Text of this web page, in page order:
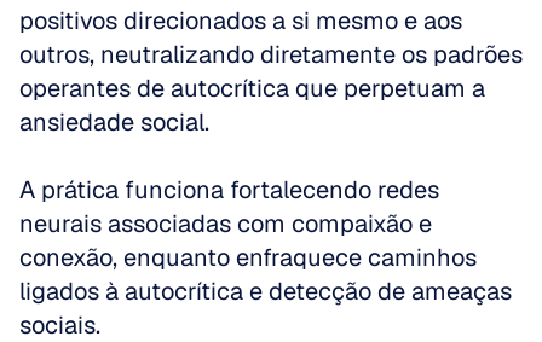
positivos direcionados a si mesmo e aos
outros, neutralizando diretamente os padrões
operantes de autocrítica que perpetuam a
ansiedade social.
A prática funciona fortalecendo redes
neurais associadas com compaixão e
conexão, enquanto enfraquece caminhos
ligados à autocrítica e detecção de ameaças
sociais.